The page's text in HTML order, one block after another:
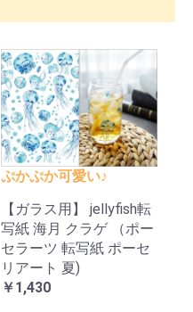
ぷかぷか可愛い♪
【ガラス用】 jellyfish転
写紙 海月 クラゲ （ポー
セラーツ 転写紙 ポーセ
リアート 夏)
￥1,430